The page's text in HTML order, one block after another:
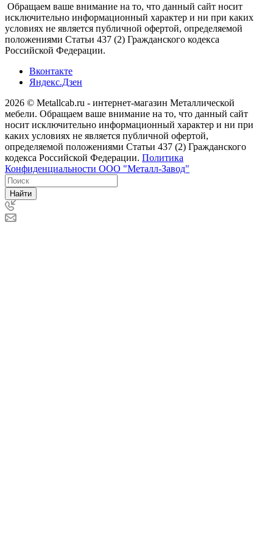
Обращаем ваше внимание на то, что данный сайт носит
исключительно информационный характер и ни при каких
условиях не является публичной офертой, определяемой
положениями Статьи 437 (2) Гражданского кодекса
Российской Федерации.
Вконтакте
Яндекс.Дзен
2026 © Metallcab.ru - интернет-магазин Металлической
мебели. Обращаем ваше внимание на то, что данный сайт
носит исключительно информационный характер и ни при
каких условиях не является публичной офертой,
определяемой положениями Статьи 437 (2) Гражданского
кодекса Российской Федерации. Политика
Конфиденциальности ООО "Металл-Завод"
Найти